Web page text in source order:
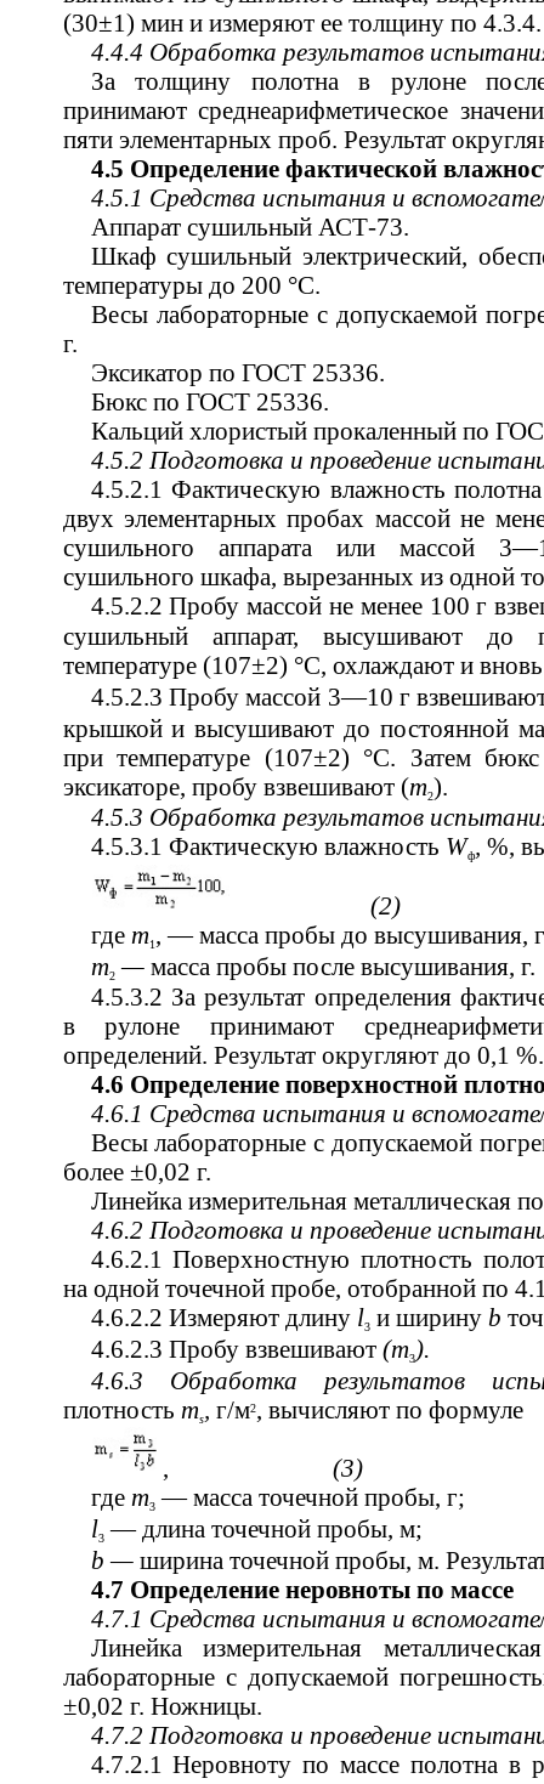
(30±1) мин и измеряют ее толщину по 4.3.4.
4.4.4 Обработка результатов
За толщину полотна в рулоне после
принимают среднеарифметическое
пяти элементарных проб. Результат
4.5 Определение фактической
4.5.1 Средства испытания и
Аппарат сушильный АСТ-73.
Шкаф сушильный электрический,
температуры до 200 °С.
Весы лабораторные с допускаемой
г.
Эксикатор по ГОСТ 25336.
Бюкс по ГОСТ 25336.
Кальций хлористый прокаленный по
4.5.2 Подготовка и проведение
4.5.2.1 Фактическую влажность
двух элементарных пробах массой не
сушильного аппарата или массой
сушильного шкафа, вырезанных из одной
4.5.2.2 Пробу массой не менее 100 г
сушильный аппарат, высушивают до
температуре (107±2) °С, охлаждают и
4.5.2.3 Пробу массой 3—10 г
крышкой и высушивают до постоянной
при температуре (107±2) °С. Затем
эксикаторе, пробу взвешивают (m2).
4.5.3 Обработка результатов
4.5.3.1 Фактическую влажность Wф, %,
(2)
где m1 , — масса пробы до высушивания,
т2—масса пробы после высушивания, г.
4.5.3.2 За результат определения
в рулоне принимают
определений. Результат округляют до 0,1 %.
4.6 Определение поверхностной
4.6.1 Средства испытания и
Весы лабораторные с допускаемой
более ±0,02 г.
Линейка измерительная металлическая
4.6.2 Подготовка и проведение
4.6.2.1 Поверхностную плотность
на одной точечной пробе, отобранной по
4.6.2.2 Измеряют длину l3и ширину b
4.6.2.3 Пробу взвешивают (т3).
4.6.3 Обработка результатов
плотность тs, г/м2, вычисляют по формуле
, (3)
где m3— масса точечной пробы, г;
l3— длина точечной пробы, м;
b —ширина точечной пробы, м.
4.7 Определение неровноты по массе
4.7.1 Средства испытания и
Линейка измерительная
лабораторные с допускаемой
±0,02 г. Ножницы.
4.7.2 Подготовка и проведение
4.7.2.1 Неровноту по массе полотна в